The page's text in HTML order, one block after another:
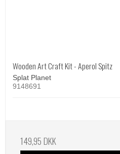
Wooden Art Craft Kit - Aperol Spitz
Splat Planet
9148691
149,95 DKK